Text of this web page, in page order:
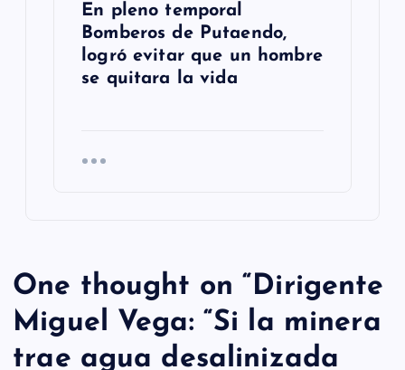
En pleno temporal
Bomberos de Putaendo,
logró evitar que un hombre
se quitara la vida
One thought on “Dirigente
Miguel Vega: “Si la minera
trae agua desalinizada